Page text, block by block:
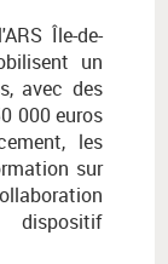
Île-de-
un
avec des
000 euros
les
sur